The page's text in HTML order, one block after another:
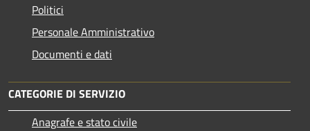
Politici
Personale Amministrativo
Documenti e dati
CATEGORIE DI SERVIZIO
Anagrafe e stato civile